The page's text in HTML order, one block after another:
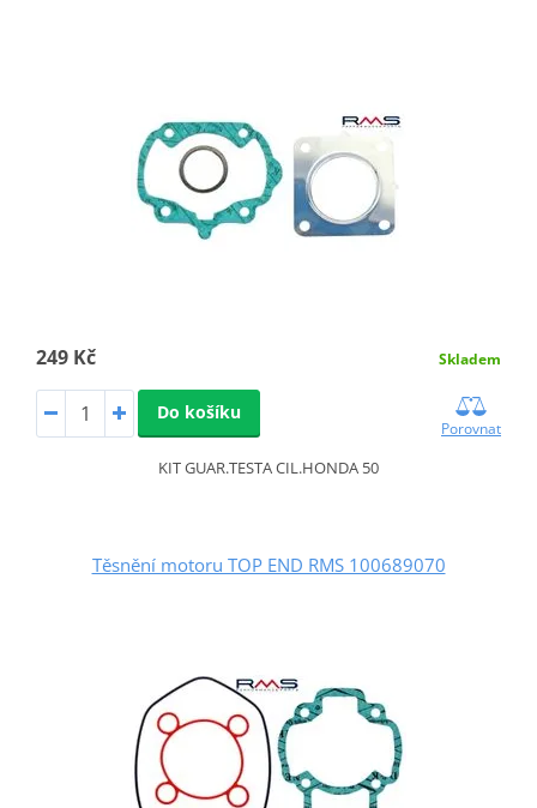
249 Kč Skladem
Do košíku
Porovnat
KIT GUAR.TESTA CIL.HONDA 50
Těsnění motoru TOP END RMS 100689070